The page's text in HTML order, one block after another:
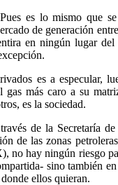
es lo mismo que
de generación
en ningún lugar
es a especular,
gas más caro a su
es la sociedad.
de la Secretaría
de las zonas
no hay ningún riesgo
sino también
ellos quieran.